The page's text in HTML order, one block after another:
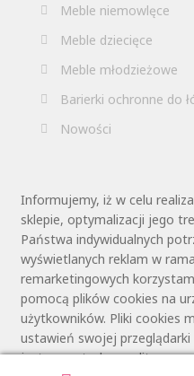
Meble niemowlęce
Meble dziecięce
Meble młodzieżowe
Barierki ochronne do
Nowości
Informujemy, iż w celu
sklepie, optymalizacji jego
Państwa indywidualnych
wyświetlanych reklam w
remarketingowych
pomocą plików cookies na
użytkowników. Pliki cookies
ustawień swojej
jest zawartych w polityce